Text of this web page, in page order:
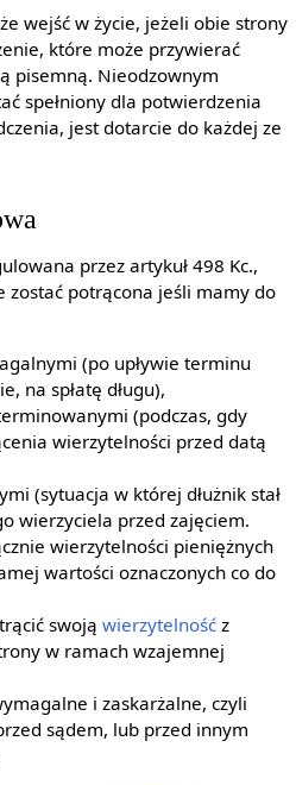
wejść w życie, jeżeli obie strony
które może przywierać
pisemną. Nieodzownym
spełniony dla potwierdzenia
jest dotarcie do każdej ze
przez artykuł 498 Kc.,
zostać potrącona jeśli mamy do
(po upływie terminu
na spłatę długu),
(podczas, gdy
wierzytelności przed datą
(sytuacja w której dłużnik stał
wierzyciela przed zajęciem.
wierzytelności pieniężnych
wartości oznaczonych co do
swojąwierzytelność z
w ramach wzajemnej
i zaskarżalne, czyli
sądem, lub przed innym